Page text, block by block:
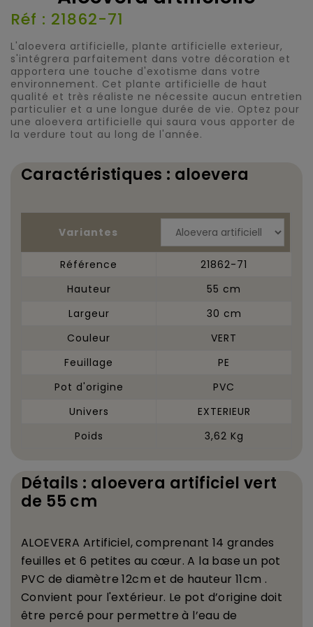
Réf : 21862-71
L'aloevera artificielle, plante artificielle exterieur,
s'intégrera parfaitement dans votre décoration et
apportera une touche d'exotisme dans votre
environnement. Cet plante artificielle de haut
qualité et très réaliste ne nécessite aucun entretien
particulier et a une longue durée de vie. Optez pour
une aloevera artificielle qui saura vous apporter de
la verdure tout au long de l'année.
Caractéristiques : aloevera
Variantes
Référence
21862-71
Hauteur
55 cm
Largeur
30 cm
Couleur
VERT
Feuillage
PE
Pot d'origine
PVC
Univers
EXTERIEUR
Poids
3,62 Kg
Détails : aloevera artificiel vert
de 55 cm
ALOEVERA Artificiel, comprenant 14 grandes
feuilles et 6 petites au cœur. A la base un pot
PVC de diamètre 12cm et de hauteur 11cm .
Convient pour l'extérieur. Le pot d’origine doit
être percé pour permettreà l’eau de